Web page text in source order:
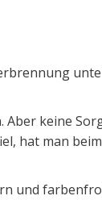
keine
hat man
und